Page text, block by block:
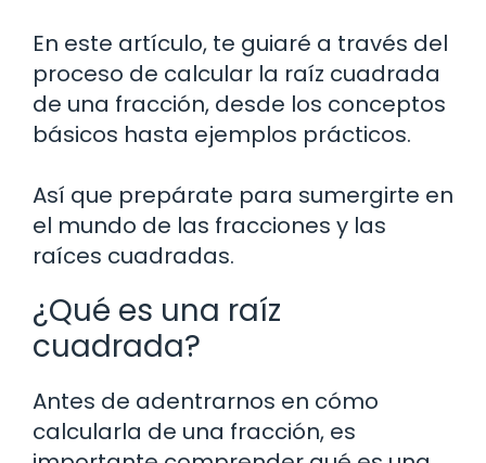
En este artículo, te guiaré a través del
proceso de calcular la raíz cuadrada
de una fracción, desde los conceptos
básicos hasta ejemplos prácticos.
Así que prepárate para sumergirte en
el mundo de las fracciones y las
raíces cuadradas.
¿Qué es una raíz
cuadrada?
Antes de adentrarnos en cómo
calcularla de una fracción, es